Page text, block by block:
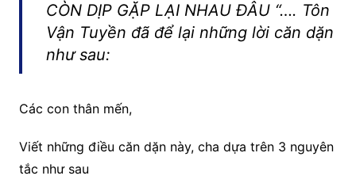
CÒN DỊP GẶP LẠI NHAU ĐÂU “…. Tôn
Vận Tuyền đã để lại những lời căn dặn
như sau:
Các con thân mến,
Viết những điều căn dặn này, cha dựa trên 3 nguyên
tắc như sau